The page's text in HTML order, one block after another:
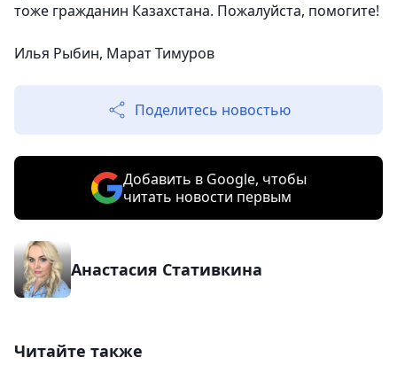
тоже гражданин Казахстана. Пожалуйста, помогите!
Илья Рыбин, Марат Тимуров
Поделитесь новостью
Добавить в Google, чтобы
читать новости первым
Анастасия Стативкина
Читайте также